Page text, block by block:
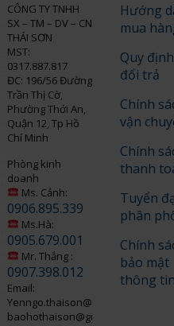
CÔNG TY TNHH
SX – TM – DV – CN
THÁI SƠN
MST:
0317.887.817
ĐC: 196/56 Đường
Trần Thị Cờ,
Phường Thới An,
Quận 12, Tp Hồ
Chí Minh
Phòng kinh
doanh
Ms. Cảnh:
0906.895.339
Ms.Hà:
0905.679.001
Mr. Thắng :
0907.398.012
Email:
Yenngo.thaison@gmail.com
baohothaison@gmail.com
Hướng
mua
Quy
đổi trả
Chính
vận
Chính
thanh
Tuyển
phân
Chính
bảo mật
thông tin